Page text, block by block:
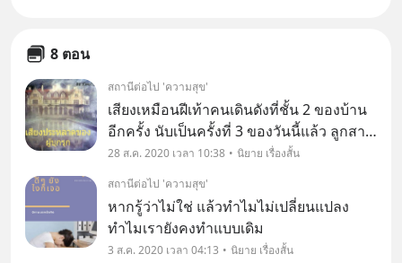
8 ตอน
สถานีต่อไป 'ความสุข'
เสียงเหมือนฝีเท้าคนเดินดังที่ชั้น 2 ของบ้าน
อีกครั้ง นับเป็นครั้งที่ 3 ของวันนี้แล้ว ลูกสา
วน้อยๆวัย 6 ขวบดวงตาสีฟ้า ถามแม่สาววัย
30 ด้วยความสงสัย "แม่คะ หนูได้ยินเสียงคน
เดินอีกแล้วค่ะแม่"
28 ส.ค. 2020 เวลา 10:38
นิยาย เรื่องสั้น
สถานีต่อไป 'ความสุข'
หากรู้ว่าไม่ใช่ แล้วทำไมไม่เปลี่ยนแปลง
ทำไมเรายังคงทำแบบเดิม
3 ส.ค. 2020 เวลา 04:13
นิยาย เรื่องสั้น